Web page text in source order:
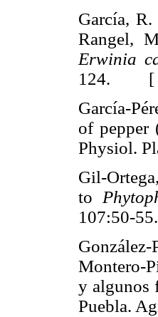
García,
Rangel,
Erwinia
124. [
García-
of pepper
Physiol.
Gil-
to
Montero-
y algunos
Puebla.